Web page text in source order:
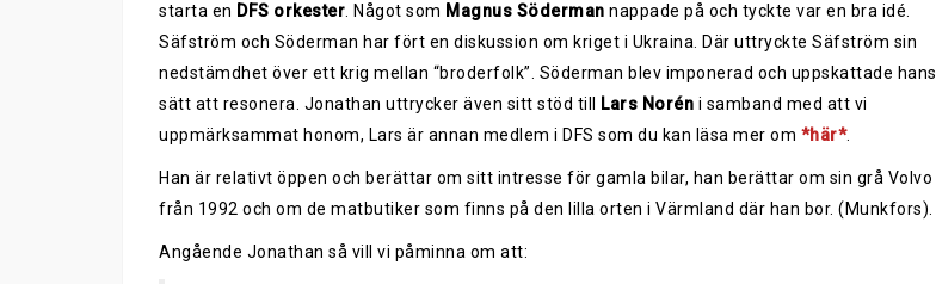
starta en DFS orkester . Något som Magnus Söderman nappade på och tyckte var en bra idé.
Säfström och Söderman har fört en diskussion om kriget i Ukraina. Där uttryckte Säfström sin
nedstämdhet över ett krig mellan “broderfolk”. Söderman blev imponerad och uppskattade hans
sätt att resonera. Jonathan uttrycker även sitt stöd till
Lars Norén i samband med att vi
uppmärksammat honom, Lars är annan medlem i DFS som du kan läsa mer om *här*.
Han är relativt öppen och berättar om sitt intresse för gamla bilar, han berättar om sin grå Volvo
från 1992 och om de matbutiker som finns på den lilla orten i Värmland där han bor. (Munkfors).
Angående Jonathan så vill vi påminna om att: